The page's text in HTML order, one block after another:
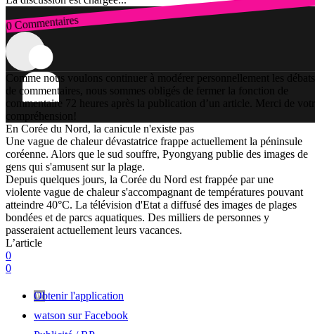
0 Commentaires
Connexion
Comme nous voulons continuer à modérer personnellement les débats
de commentaires, nous sommes obligés de fermer la fonction de
commentaire 72 heures après la publication d’un article. Merci de
compréhension!
En Corée du Nord, la canicule n'existe pas
Une vague de chaleur dévastatrice frappe actuellement la péninsule
coréenne. Alors que le sud souffre, Pyongyang publie des images de
gens qui s'amusent sur la plage.
Depuis quelques jours, la Corée du Nord est frappée par une
violente vague de chaleur s'accompagnant de températures pouvant
atteindre 40°C. La télévision d'Etat a diffusé des images de plages
bondées et de parcs aquatiques. Des milliers de personnes y
passeraient actuellement leurs vacances.
L’article
0
0
Obtenir l'application
watson sur Facebook